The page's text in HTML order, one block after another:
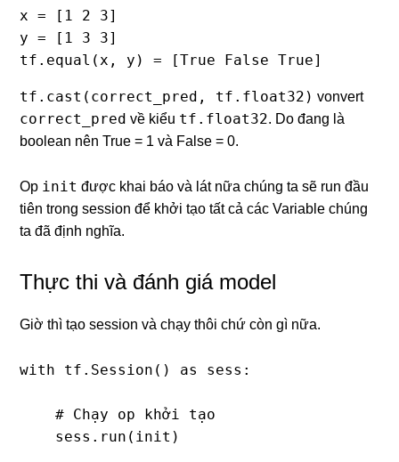
x = [1 2 3]
y = [1 3 3]
tf.equal(x, y) = [True False True]
tf.cast(correct_pred, tf.float32) vonvert
correct_pred về kiểu tf.float32. Do đang là
boolean nên True = 1 và False = 0.
Op init được khai báo và lát nữa chúng ta sẽ run đầu
tiên trong session để khởi tạo tất cả các Variable chúng
ta đã định nghĩa.
Thực thi và đánh giá model
Giờ thì tạo session và chạy thôi chứ còn gì nữa.
with tf.Session() as sess:
    # Chạy op khởi tạo
    sess.run(init)